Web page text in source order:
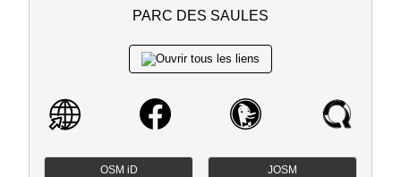
PARC DES SAULES
OSM iD JOSM